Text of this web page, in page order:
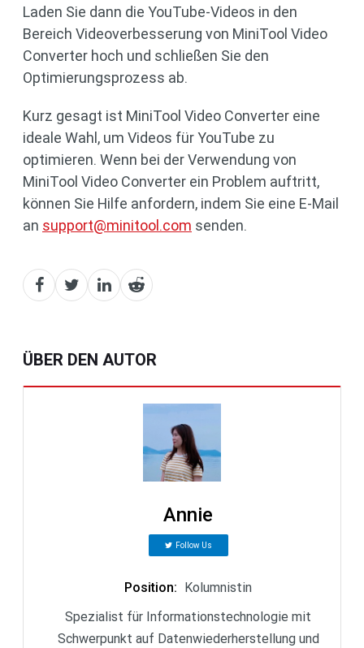
Laden Sie dann die YouTube-Videos in den
Bereich Videoverbesserung von MiniTool Video
Converter hoch und schließen Sie den
Optimierungsprozess ab.
Kurz gesagt ist MiniTool Video Converter eine
ideale Wahl, um Videos für YouTube zu
optimieren. Wenn bei der Verwendung von
MiniTool Video Converter ein Problem auftritt,
können Sie Hilfe anfordern, indem Sie eine E-Mail
an support@minitool.com senden.
ÜBER DEN AUTOR
Annie
Follow Us
Position:
Kolumnistin
Spezialist für Informationstechnologie mit
Schwerpunkt auf Datenwiederherstellung und